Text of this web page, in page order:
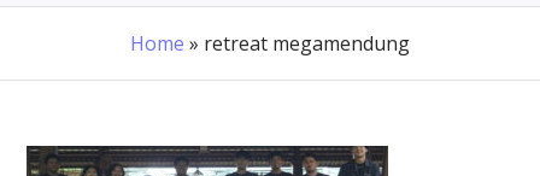
Home » retreat megamendung